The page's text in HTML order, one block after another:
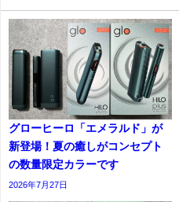
グローヒーロ「エメラルド」が
新登場！夏の癒しがコンセプト
の数量限定カラーです
2026年7月27日